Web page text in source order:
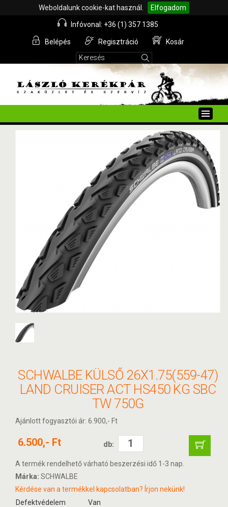
Weboldalunk cookie-kat használ. Elfogadom
Infóvonal: +36 (1) 357 1385
Belépés Regisztráció Kosár
Toggle
SCHWALBE KÜLSŐ 26X1.75(559-47)
LAND CRUISER ACT HS450 KG SBC
TW 750G
Ajánlott fogyasztói ár: 6.900,- Ft
6.500,- Ft db:
A termék rendelhető várható beszerzési idő 1-3 nap.
Márka: SCHWALBE
Kérdése van a termékkel kapcsolatban? Írjon nekünk!
Defektvédelem
Van